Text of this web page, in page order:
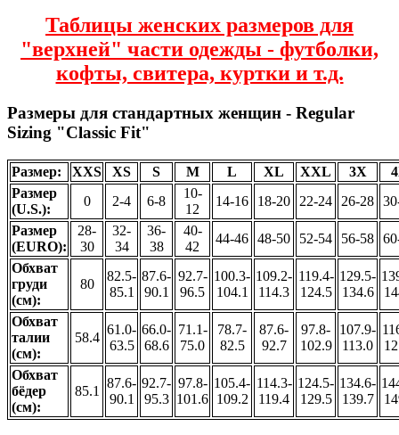
Таблицы женских размеров для
"верхней" части одежды - футболки,
кофты, свитера, куртки и т.д.
Размеры для стандартных женщин - Regular
Sizing "Classic Fit"
Размер: XXS XS S M L XL XXL 3X
Размер
(U.S.):
0 2-4 6-8
10-
12
14-16 18-20 22-24 26-28
Размер
(EURO):
28-
30
32-
34
36-
38
40-
42
44-46 48-50 52-54 56-58
Обхват
груди
(см):
80
82.5-
85.1
87.6-
90.1
92.7-
96.5
100.3-
104.1
109.2-
114.3
119.4-
124.5
129.5-
134.6
Обхват
талии
(см):
58.4
61.0-
63.5
66.0-
68.6
71.1-
75.0
78.7-
82.5
87.6-
92.7
97.8-
102.9
107.9-
113.0
Обхват
бёдер
(см):
85.1
87.6-
90.1
92.7-
95.3
97.8-
101.6
105.4-
109.2
114.3-
119.4
124.5-
129.5
134.6-
139.7